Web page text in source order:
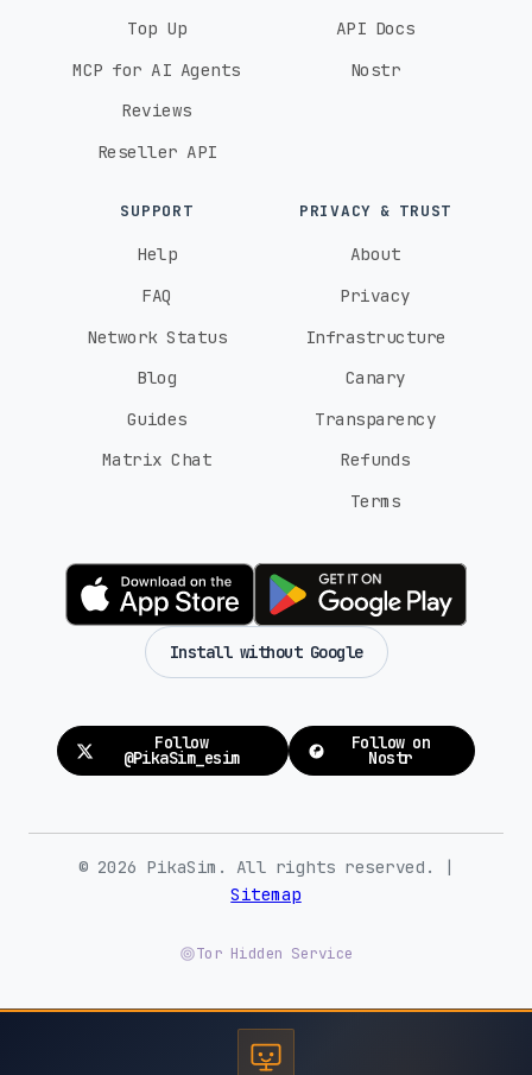
Top Up
MCP for AI Agents
Reviews
Reseller API
API Docs
Nostr
SUPPORT
Help
FAQ
Network Status
Blog
Guides
Matrix Chat
PRIVACY & TRUST
About
Privacy
Infrastructure
Canary
Transparency
Refunds
Terms
Install without Google
Follow
@PikaSim_esim
Follow on
Nostr
© 2026 PikaSim. All rights reserved. |
Sitemap
Tor Hidden Service